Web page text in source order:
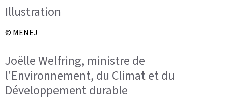
Illustration
© MENEJ
Joëlle Welfring, ministre de
l'Environnement, du Climat et du
Développement durable